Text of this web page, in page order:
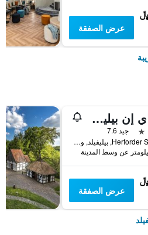
عرض الصفقة
ستاي إن بيليفيلد زنتروم
جيد 7.6
Herforder Str. 29, بيليفيلد, ولاية شمال الراين وستفاليا, ألمانيا
عرض الصفقة